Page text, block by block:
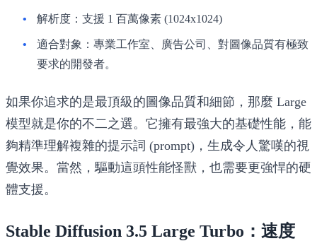
解析度 ：支援 1 百萬像素 (1024x1024)
適合對象 ：專業工作室、廣告公司、對圖像品質有極致
要求的開發者。
如果你追求的是最頂級的圖像品質和細節，那麼 Large
模型就是你的不二之選。它擁有最強大的基礎性能，能
夠精準理解複雜的提示詞 (prompt)，生成令人驚嘆的視
覺效果。當然，驅動這頭性能怪獸，也需要更強悍的硬
體支援。
Stable Diffusion 3.5 Large Turbo：速度